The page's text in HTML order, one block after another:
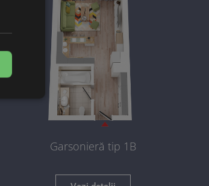
Garsonieră tip 1B